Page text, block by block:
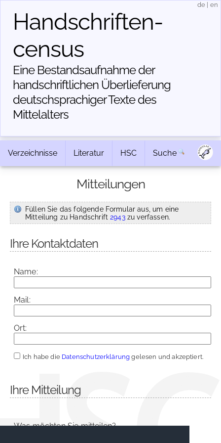
Handschriften­
census
Eine Bestandsaufnahme der
handschriftlichen Über­lieferung
deutschsprachiger Texte des
Mittelalters
de en
Verzeichnisse Literatur HSC Suche
Mitteilungen
Füllen Sie das folgende Formular aus, um eine
Mitteilung zu Handschrift2943zu verfassen.
Ihre Kontaktdaten
Name:
Mail:
Ort:
Ich habe die Datenschutzerklärung gelesen und akzeptiert.
Ihre Mitteilung
Was möchten Sie mitteilen?